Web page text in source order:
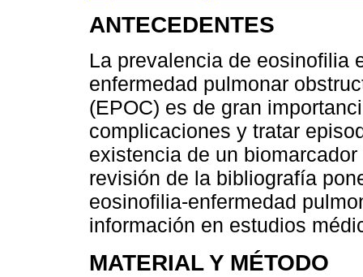
ANTECEDENTES
La prevalencia de eosinofilia
enfermedad pulmonar
(EPOC) es de gran
complicaciones y tratar
existencia de un
revisión de la bibliografía
eosinofilia-enfermedad
información en estudios
MATERIAL Y MÉTODO